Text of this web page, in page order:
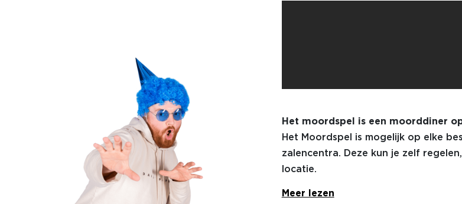
Het moordspel is een moorddiner
Het Moordspel is mogelijk op elke
zalencentra. Deze kun je zelf
locatie.
Meer lezen